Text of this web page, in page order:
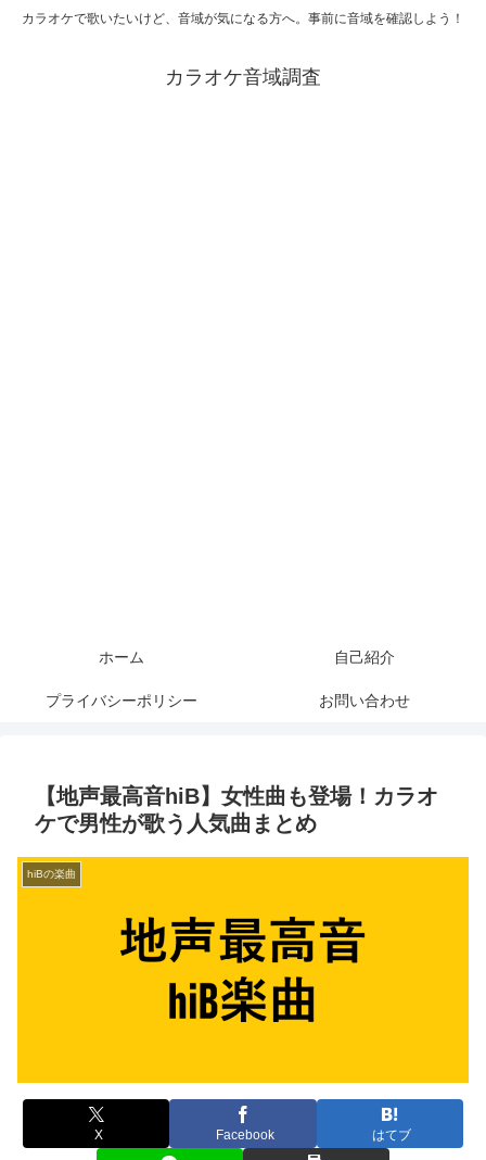
カラオケで歌いたいけど、音域が気になる方へ。事前に音域を確認しよう！
カラオケ音域調査
ホーム 自己紹介
プライバシーポリシー お問い合わせ
【地声最高音hiB】女性曲も登場！カラオ
ケで男性が歌う人気曲まとめ
hiBの楽曲
X Facebook はてブ